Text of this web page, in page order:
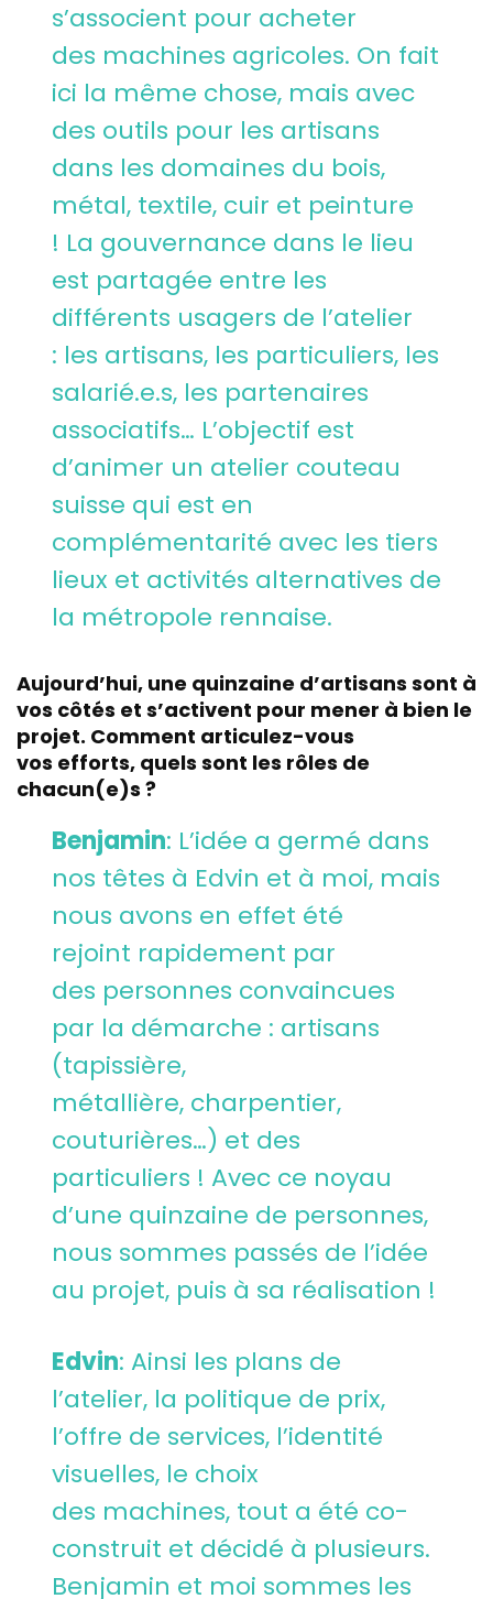
s’associent pour acheter
des machines agricoles. On fait
ici la même chose, mais avec
des outils pour les artisans
dans les domaines du bois,
métal, textile, cuir et peinture
! La gouvernance dans le lieu
est partagée entre les
différents usagers de l’atelier
: les artisans, les particuliers, les
salarié.e.s, les partenaires
associatifs… L’objectif est
d’animer un atelier couteau
suisse qui est en
complémentarité avec les tiers
lieux et activités alternatives de
la métropole rennaise.
Aujourd’hui, une quinzaine d’artisans sont à
vos côtés et s’activent pour mener à bien le
projet. Comment articulez-vous
vos efforts, quels sont les rôles de
chacun(e)s ?
Benjamin: L’idée a germé dans
nos têtes à Edvin et à moi, mais
nous avons en effet été
rejoint rapidement par
des personnes convaincues
par la démarche : artisans
(tapissière,
métallière, charpentier,
couturières…) et des
particuliers ! Avec ce noyau
d’une quinzaine de personnes,
nous sommes passés de l’idée
au projet, puis à sa réalisation !
Edvin: Ainsi les plans de
l’atelier, la politique de prix,
l’offre de services, l’identité
visuelles, le choix
des machines, tout a été co-
construit et décidé à plusieurs.
Benjamin et moi sommes les